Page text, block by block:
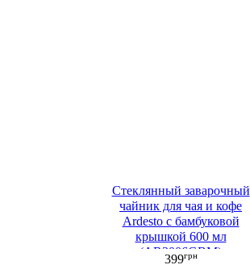
Стеклянный заварочный
чайник для чая и кофе
Ardesto с бамбуковой
крышкой 600 мл
(AR3006GBM)
399грн